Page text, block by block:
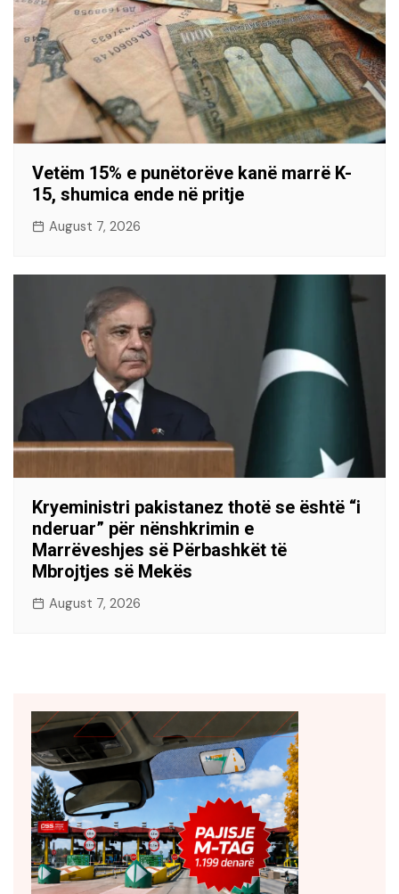
Vetëm 15% e punëtorëve kanë marrë K-
15, shumica ende në pritje
August 7, 2026
Kryeministri pakistanez thotë se është “i
nderuar” për nënshkrimin e
Marrëveshjes së Përbashkët të
Mbrojtjes së Mekës
August 7, 2026